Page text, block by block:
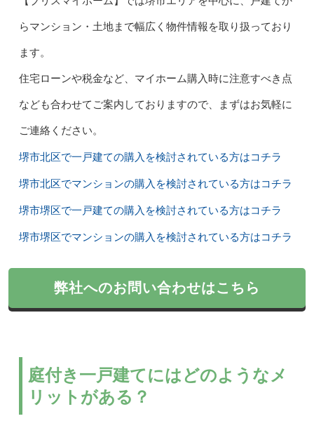
らマンション・土地まで幅広く物件情報を取り扱っており
ます。
住宅ローンや税金など、マイホーム購入時に注意すべき点
なども合わせてご案内しておりますので、まずはお気軽に
ご連絡ください。
堺市北区で一戸建ての購入を検討されている方はコチラ
堺市北区でマンションの購入を検討されている方はコチラ
堺市堺区で一戸建ての購入を検討されている方はコチラ
堺市堺区でマンションの購入を検討されている方はコチラ
弊社へのお問い合わせはこちら
庭付き一戸建てにはどのようなメ
リットがある？